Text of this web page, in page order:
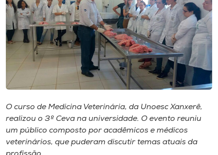
Biblioteca
Editora
Rádio
Unoesc
Store
O curso de Medicina Veterinária, da Unoesc Xanxerê,
realizou o 3º Ceva na universidade. O evento reuniu
um público composto por acadêmicos e médicos
veterinários, que puderam discutir temas atuais da